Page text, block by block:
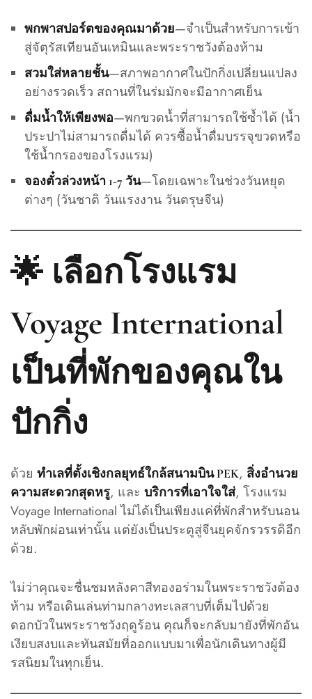
พกพาสปอร์ตของคุณมาด้วย—จำเป็นสำหรับการเข้า
สู่จัตุรัสเทียนอันเหมินและพระราชวังต้องห้าม
สวมใส่หลายชั้น—สภาพอากาศในปักกิ่งเปลี่ยนแปลง
อย่างรวดเร็ว สถานที่ในร่มมักจะมีอากาศเย็น
ดื่มน้ำให้เพียงพอ—พกขวดน้ำที่สามารถใช้ซ้ำได้ (น้ำ
ประปาไม่สามารถดื่มได้ ควรซื้อน้ำดื่มบรรจุขวดหรือ
ใช้น้ำกรองของโรงแรม)
จองตั๋วล่วงหน้า 1-7 วัน—โดยเฉพาะในช่วงวันหยุด
ต่างๆ (วันชาติ วันแรงงาน วันตรุษจีน)
🌟 เลือกโรงแรม
Voyage International
เป็นที่พักของคุณใน
ปักกิ่ง
ด้วย ทำเลที่ตั้งเชิงกลยุทธ์ใกล้สนามบิน PEK, สิ่งอำนวย
ความสะดวกสุดหรู, และ บริการที่เอาใจใส่, โรงแรม
Voyage International ไม่ได้เป็นเพียงแค่ที่พักสำหรับนอน
หลับพักผ่อนเท่านั้น แต่ยังเป็นประตูสู่จีนยุคจักรวรรดิอีก
ด้วย.
ไม่ว่าคุณจะชื่นชมหลังคาสีทองอร่ามในพระราชวังต้อง
ห้าม หรือเดินเล่นท่ามกลางทะเลสาบที่เต็มไปด้วย
ดอกบัวในพระราชวังฤดูร้อน คุณก็จะกลับมายังที่พักอัน
เงียบสงบและทันสมัยที่ออกแบบมาเพื่อนักเดินทางผู้มี
รสนิยมในทุกเย็น.